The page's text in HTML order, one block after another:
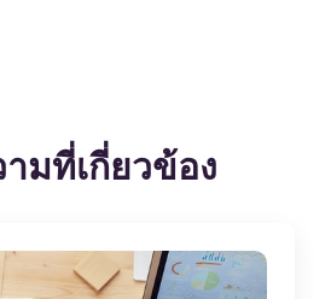
มที่เกี่ยวข้อง